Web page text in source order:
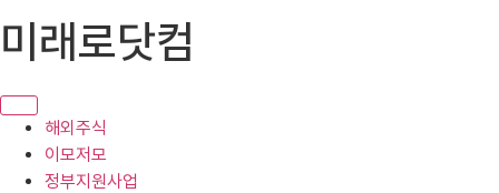
텐
로
미래로닷컴
해외주식
이모저모
정부지원사업